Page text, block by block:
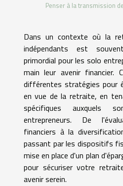
Penser à la transmission
Dans un contexte où la
indépendants est
primordial pour les solo
main leur avenir financier.
différentes stratégies pour
en vue de la retraite, en
spécifiques auxquels
entrepreneurs. De
financiers à la
passant par les dispositifs
mise en place d'un plan
pour sécuriser votre
avenir serein.